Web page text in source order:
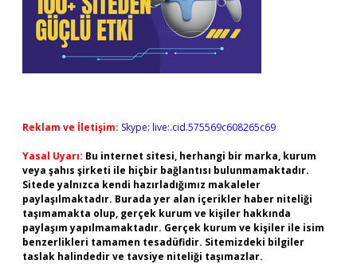
Reklam ve İletişim: Skype: live:.cid.575569c608265c69
Yasal Uyarı: Bu internet sitesi, herhangi bir marka, kurum
veya şahıs şirketi ile hiçbir bağlantısı bulunmamaktadır.
Sitede yalnızca kendi hazırladığımız makaleler
paylaşılmaktadır. Burada yer alan içerikler haber niteliği
taşımamakta olup, gerçek kurum ve kişiler hakkında
paylaşım yapılmamaktadır. Gerçek kurum ve kişiler ile isim
benzerlikleri tamamen tesadüfidir. Sitemizdeki bilgiler
taslak halindedir ve tavsiye niteliği taşımazlar.